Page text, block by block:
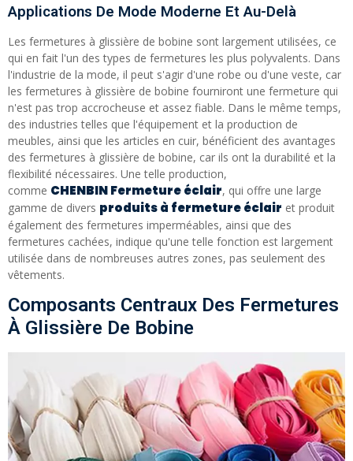
Applications De Mode Moderne Et Au-Delà
Les fermetures à glissière de bobine sont largement utilisées, ce
qui en fait l'un des types de fermetures les plus polyvalents. Dans
l'industrie de la mode, il peut s'agir d'une robe ou d'une veste, car
les fermetures à glissière de bobine fourniront une fermeture qui
n'est pas trop accrocheuse et assez fiable. Dans le même temps,
des industries telles que l'équipement et la production de
meubles, ainsi que les articles en cuir, bénéficient des avantages
des fermetures à glissière de bobine, car ils ont la durabilité et la
flexibilité nécessaires. Une telle production,
comme CHENBINFermeture éclair, qui offre une large
gamme de divers produits à fermeture éclair et produit
également des fermetures imperméables, ainsi que des
fermetures cachées, indique qu'une telle fonction est largement
utilisée dans de nombreuses autres zones, pas seulement des
vêtements.
Composants Centraux Des Fermetures
À Glissière De Bobine